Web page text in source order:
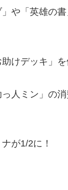
や「英雄の
けデッキ」を
人ミン」の
が1/2に！